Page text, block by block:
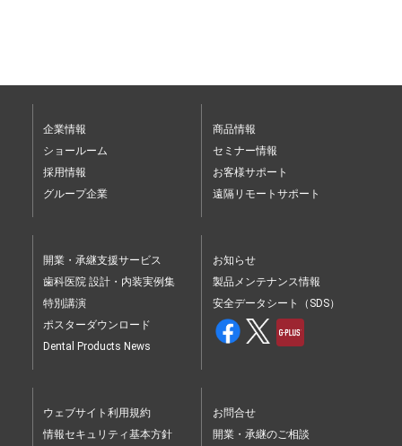
企業情報
ショールーム
採用情報
グループ企業
商品情報
セミナー情報
お客様サポート
遠隔リモートサポート
開業・承継支援サービス
歯科医院 設計・内装実例集
特別講演
ポスターダウンロード
Dental Products News
お知らせ
製品メンテナンス情報
安全データシート（SDS）
ウェブサイト利用規約
情報セキュリティ基本方針
お問合せ
開業・承継のご相談